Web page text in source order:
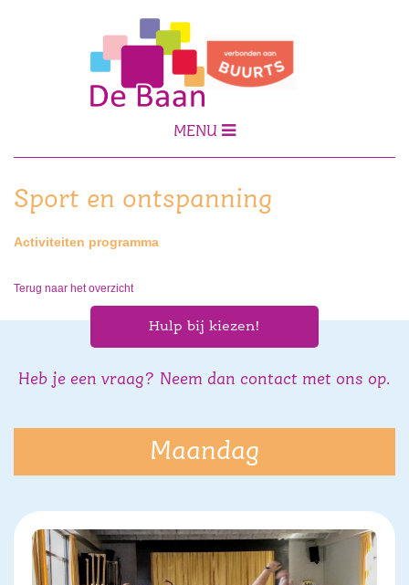
MENU
Sport en ontspanning
Activiteiten programma
Terug naar het overzicht
Heb je een vraag? Neem dan contact met ons op.
Hulp bij kiezen!
Maandag